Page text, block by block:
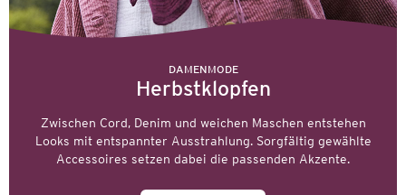
DAMENMODE
Herbstklopfen
Zwischen Cord, Denim und weichen Maschen entstehen
Looks mit entspannter Ausstrahlung. Sorgfältig gewählte
Accessoires setzen dabei die passenden Akzente.